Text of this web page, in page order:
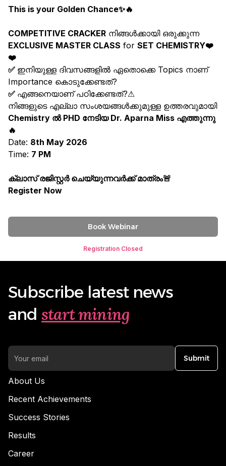
This is your Golden Chance✨🔥
COMPETITIVE CRACKER
നിങ്ങൾക്കായി ഒരുക്കുന്ന
EXCLUSIVE MASTER CLASS for SET CHEMISTRY❤️
❤️
✅ ഇനിയുള്ള ദിവസങ്ങളിൽ ഏതൊക്കെ Topics നാണ്
Importance കൊടുക്കേണ്ടത്?
✅ എങ്ങനെയാണ് പഠിക്കേണ്ടത്?⚠
നിങ്ങളുടെ എല്ലാ സംശയങ്ങൾക്കുമുള്ള ഉത്തരവുമായി
Chemistry ൽ PHD നേടിയ Dr. Aparna Miss എത്തുന്നു
🔥
Date: 8th May 2026
Time: 7 PM
ക്ലാസ് രജിസ്റ്റർ ചെയ്യുന്നവർക്ക് മാത്രം🚨
Register Now
Book Webinar
Registration Closed
Subscribe latest news
and start mining
Submit
About Us
Recent Achievements
Success Stories
Results
Career